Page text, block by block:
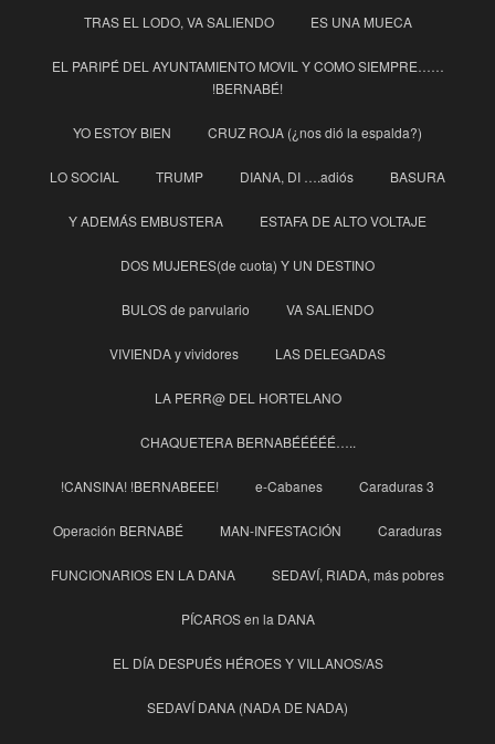
TRAS EL LODO, VA SALIENDO ES UNA MUECA
EL PARIPÉ DEL AYUNTAMIENTO MOVIL Y COMO SIEMPRE……
!BERNABÉ!
YO ESTOY BIEN CRUZ ROJA (¿nos dió la espalda?)
LO SOCIAL TRUMP DIANA, DI ….adiós BASURA
Y ADEMÁS EMBUSTERA ESTAFA DE ALTO VOLTAJE
DOS MUJERES(de cuota) Y UN DESTINO
BULOS de parvulario VA SALIENDO
VIVIENDA y vividores LAS DELEGADAS
LA PERR@ DEL HORTELANO
CHAQUETERA BERNABÉÉÉÉÉ…..
!CANSINA! !BERNABEEE! e-Cabanes Caraduras 3
Operación BERNABÉ MAN-INFESTACIÓN Caraduras
FUNCIONARIOS EN LA DANA SEDAVÍ, RIADA, más pobres
PÍCAROS en la DANA
EL DÍA DESPUÉS HÉROES Y VILLANOS/AS
SEDAVÍ DANA (NADA DE NADA)